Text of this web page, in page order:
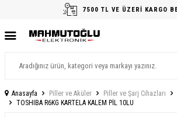
7500 TL VE ÜZERİ KARGO
Anasayfa Piller ve Aküler Piller ve Şarj Cihazları
TOSHIBA R6KG KARTELA KALEM PİL 10LU